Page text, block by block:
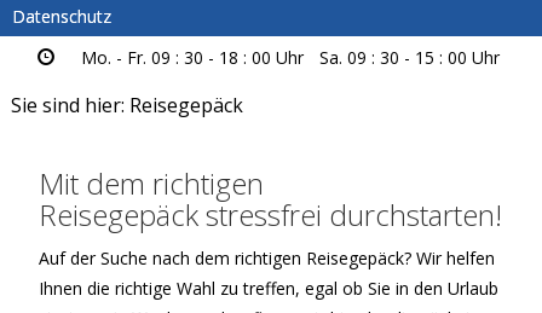
Datenschutz
Mo. - Fr. 09 : 30 - 18 : 00 Uhr
Sa. 09 : 30 - 15 : 00 Uhr
Sie sind hier: Reisegepäck
Mit dem richtigen
Reisegepäck stressfrei durchstarten!
Auf der Suche nach dem richtigen Reisegepäck? Wir helfen
Ihnen die richtige Wahl zu treffen, egal ob Sie in den Urlaub